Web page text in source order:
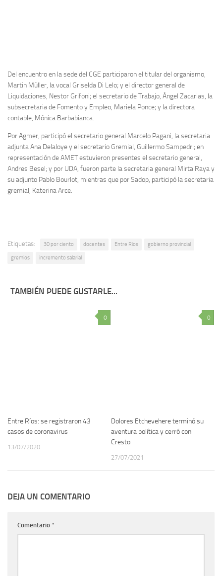
Del encuentro en la sede del CGE participaron el titular del organismo,
Martin Müller, la vocal Griselda Di Lelo; y el director general de
Liquidaciones, Nestor Grifoni; el secretario de Trabajo, Ángel Zacarias, la
subsecretaria de Fomento y Empleo, Mariela Ponce; y la directora
contable, Mónica Barbabianca.
Por Agmer, participó el secretario general Marcelo Pagani, la secretaria
adjunta Ana Delaloye y el secretario Gremial, Guillermo Sampedri; en
representación de AMET estuvieron presentes el secretario general,
Andres Besel; y por UDA, fueron parte la secretaria general Mirta Raya y
su adjunto Pablo Bourlot, mientras que por Sadop, participó la secretaria
gremial, Katerina Arce.
Etiquetas: 30 por ciento docentes Entre Ríos gobierno provincial
gremios incremento salarial
TAMBIÉN PUEDE GUSTARLE...
0
Entre Ríos: se registraron 43
casos de coronavirus
13/07/2020
0
Dolores Etchevehere terminó su
aventura política y cerró con
Cresto
27/07/2021
DEJA UN COMENTARIO
Comentario *